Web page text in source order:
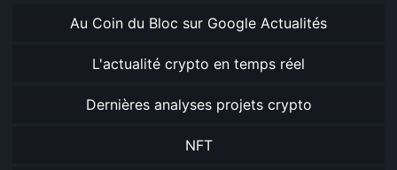
Au Coin du Bloc sur Google Actualités
L'actualité crypto en temps réel
Dernières analyses projets crypto
NFT